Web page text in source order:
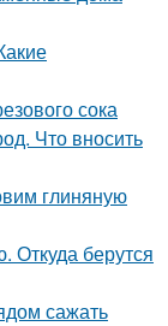
сока
Что вносить
глиняную
Откуда берутся
сажать